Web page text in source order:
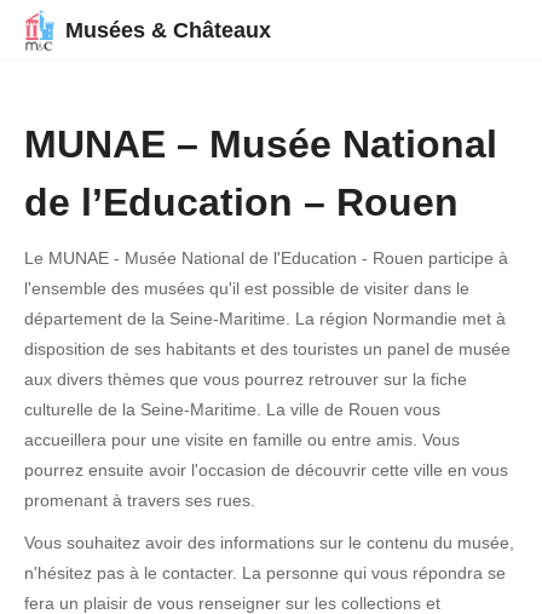
Musées & Châteaux
MUNAE – Musée National
de l’Education – Rouen
Le MUNAE - Musée National de l'Education - Rouen participe à
l'ensemble des musées qu'il est possible de visiter dans le
département de la Seine-Maritime. La région Normandie met à
disposition de ses habitants et des touristes un panel de musée
aux divers thèmes que vous pourrez retrouver sur la fiche
culturelle de la Seine-Maritime. La ville de Rouen vous
accueillera pour une visite en famille ou entre amis. Vous
pourrez ensuite avoir l'occasion de découvrir cette ville en vous
promenant à travers ses rues.
Vous souhaitez avoir des informations sur le contenu du musée,
n'hésitez pas à le contacter. La personne qui vous répondra se
fera un plaisir de vous renseigner sur les collections et